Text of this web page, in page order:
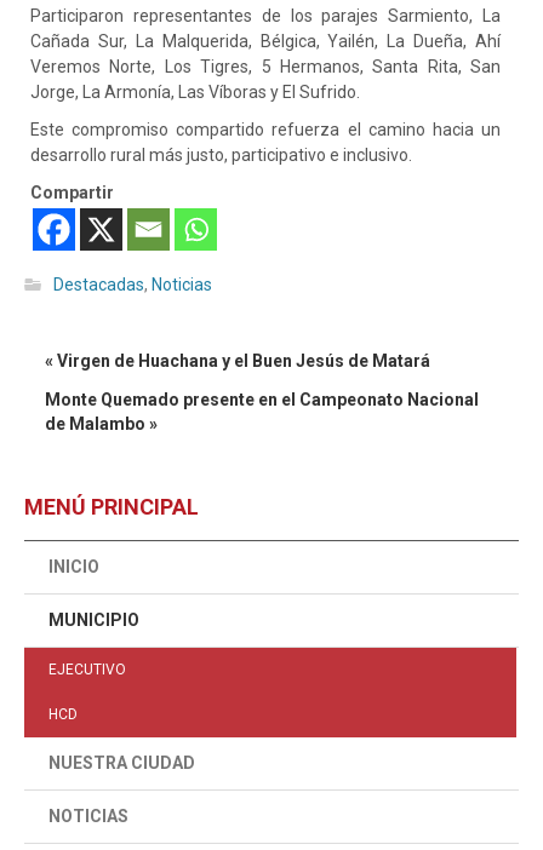
Participaron representantes de los parajes Sarmiento, La
Cañada Sur, La Malquerida, Bélgica, Yailén, La Dueña, Ahí
Veremos Norte, Los Tigres, 5 Hermanos, Santa Rita, San
Jorge, La Armonía, Las Víboras y El Sufrido.
Este compromiso compartido refuerza el camino hacia un
desarrollo rural más justo, participativo e inclusivo.
Compartir
Destacadas, Noticias
« Virgen de Huachana y el Buen Jesús de Matará
Monte Quemado presente en el Campeonato Nacional
de Malambo »
MENÚ PRINCIPAL
INICIO
MUNICIPIO
EJECUTIVO
HCD
NUESTRA CIUDAD
NOTICIAS